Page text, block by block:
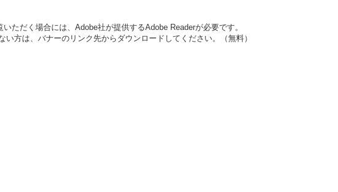
ただく場合には、Adobe社が提供するAdobe Readerが必要です。
い方は、バナーのリンク先からダウンロードしてください。（無料）